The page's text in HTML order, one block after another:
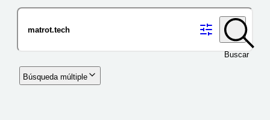
Buscar
Búsqueda múltiple